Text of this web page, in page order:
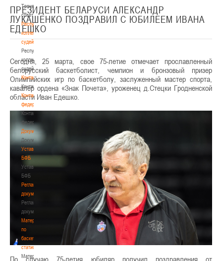
Тренерский
совет
Республиканская
коллегия
судей
Республиканская
коллегия
судей
Контакты
Контакты
Контакты
федерации
Контакты
федерации
Документы
Документы
Устав
БФБ
Устав
БФБ
Регламентирующие
документы
Регламентирующие
документы
Материалы
по
баскетбольной
статистике
Материалы
ПРЕЗИДЕНТ БЕЛАРУСИ АЛЕКСАНДР
ЛУКАШЕНКО ПОЗДРАВИЛ С ЮБИЛЕЕМ ИВАНА
ЕДЕШКО
Сегодня, 25 марта, свое 75-летие отмечает прославленный
белорусский баскетболист, чемпион и бронзовый призер
Олимпийских игр по баскетболу, заслуженный мастер спорта,
кавалер ордена «Знак Почета», уроженец д.Стецки Гродненской
области Иван Едешко.
По случаю 75-летия юбиляр получил поздравления от